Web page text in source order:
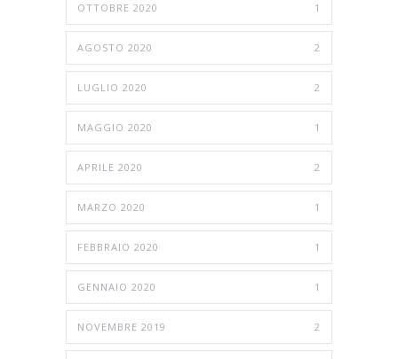
OTTOBRE 2020 1
AGOSTO 2020 2
LUGLIO 2020 2
MAGGIO 2020 1
APRILE 2020 2
MARZO 2020 1
FEBBRAIO 2020 1
GENNAIO 2020 1
NOVEMBRE 2019 2